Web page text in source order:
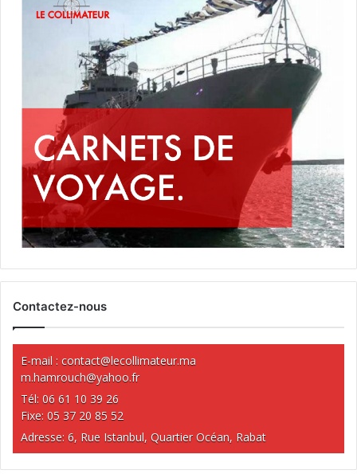
Contactez-nous
E-mail : contact@lecollimateur.ma
m.hamrouch@yahoo.fr
Tél: 06 61 10 39 26
Fixe: 05 37 20 85 52
Adresse: 6, Rue Istanbul, Quartier Océan, Rabat